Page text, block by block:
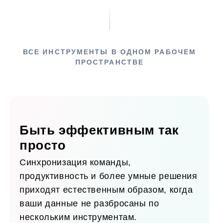
ВСЕ ИНСТРУМЕНТЫ В ОДНОМ РАБОЧЕМ
ПРОСТРАНСТВЕ
Быть эффективным так
просто
Синхронизация команды,
продуктивность и более умные решения
приходят естественным образом, когда
ваши данные не разбросаны по
нескольким инструментам.